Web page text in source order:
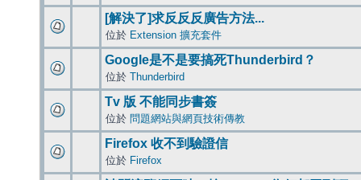
[解決了]求反反反廣告方法...
位於 Extension 擴充套件
Google是不是要搞死Thunderbird？
位於 Thunderbird
Tv 版 不能同步書簽
位於 問題網站與網頁技術傳教
Firefox 收不到驗證信
位於 Firefox